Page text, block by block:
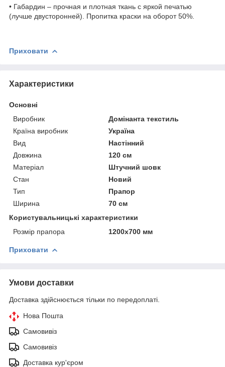
• Габардин – прочная и плотная ткань с яркой печатью
(лучше двусторонней). Пропитка краски на оборот 50%.
Приховати
Характеристики
Основні
Виробник
Домінанта текстиль
Країна виробник
Україна
Вид
Настінний
Довжина
120 см
Матеріал
Штучний шовк
Стан
Новий
Тип
Прапор
Ширина
70 см
Користувальницькі характеристики
Розмір прапора
1200х700 мм
Приховати
Умови доставки
Доставка здійснюється тільки по передоплаті.
Нова Пошта
Самовивіз
Самовивіз
Доставка кур'єром